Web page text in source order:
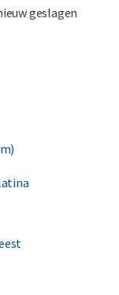
geslagen
niet welke
dat u een
uitgiften,
die in kleinere
die 1 troy ounce
de scherpste